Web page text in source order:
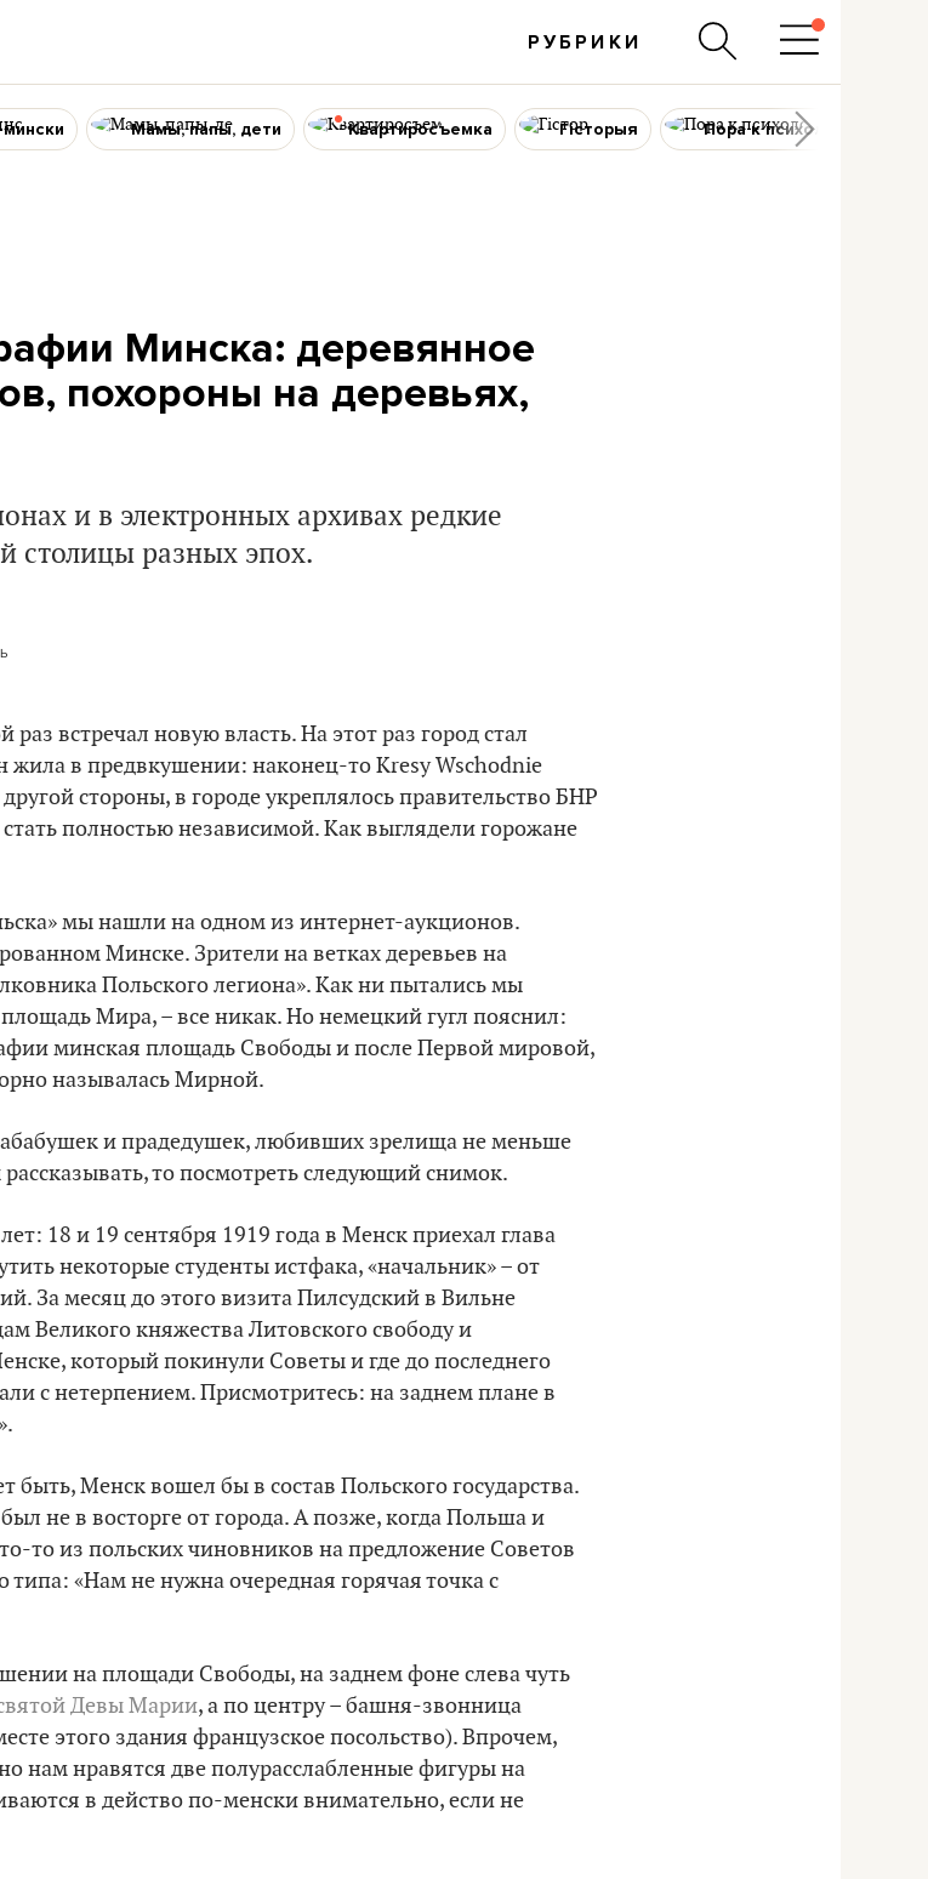
РУБРИКИ
Мамы, папы, дети Квартиросъемка Гісторыя Пора к психологу
Минска: деревянное
похороны на деревьях,
и в электронных архивах редкие
столицы разных эпох.
встречал новую власть. На этот раз город стал
жила в предвкушении: наконец-тоKresyWschodnie
стороны, в городе укреплялось правительство БНР
полностью независимой. Как выглядели горожане
мынашли на одном из интернет-аукционов.
Минске. Зрители на ветках деревьев на
Польского легиона». Как ни пытались мы
площадь Мира, – все никак. Но немецкий гугл пояснил:
минская площадь Свободы и после Первой мировой,
называлась Мирной.
и прадедушек, любивших зрелища не меньше
рассказывать, то посмотреть следующий снимок.
18 и 19 сентября 1919 года в Менск приехал глава
некоторые студенты истфака, «начальник»–от
За месяц до этого визита Пилсудский в Вильне
Великого княжества Литовского свободу и
который покинули Советы и где до последнего
с нетерпением. Присмотритесь: на заднем плане в
».
быть, Менск вошел бы в состав Польского государства.
не в восторге от города. А позже, когда Польша и
то из польских чиновников на предложение Советов
типа: «Нам не нужна очередная горячая точка с
на площади Свободы, на заднем фоне слева чуть
Девы Марии, а по центру – башня-звонница
этого здания французское посольство). Впрочем,
нам нравятся две полурасслабленные фигуры на
в действо по-менски внимательно, если не